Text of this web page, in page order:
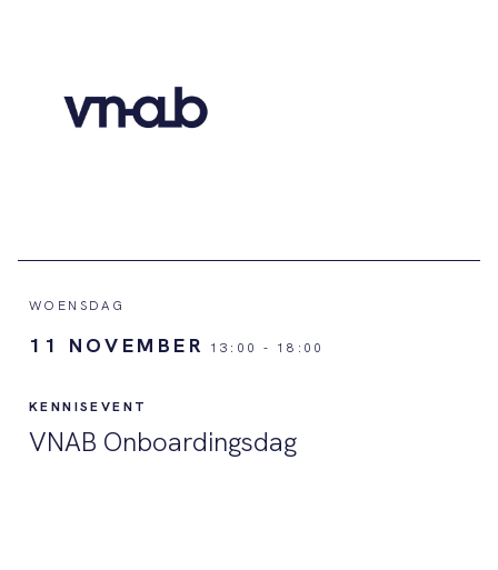
WOENSDAG
11 NOVEMBER 13:00 - 18:00
KENNISEVENT
VNAB Onboardingsdag